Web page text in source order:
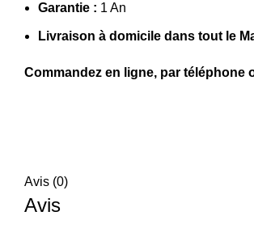
Garantie : 1 An
Livraison à domicile dans tout le
Commandez en ligne, par téléphone
Avis (0)
Avis